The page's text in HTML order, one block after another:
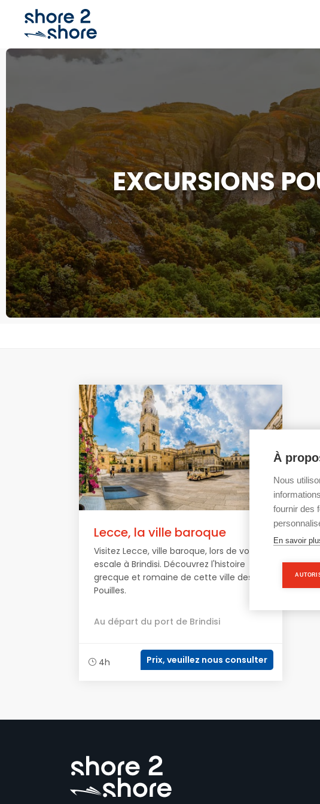
EXCURSIONS
Lecce, la ville baroque
Visitez Lecce, ville baroque, lors de votre
escale à Brindisi. Découvrez l'histoire
grecque et romaine de cette ville des
Pouilles.
Au départ du port de Brindisi
4h Prix, veuillez nous consulter
À
Nous
fournir des
En savoir